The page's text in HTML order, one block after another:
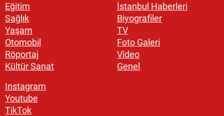
Eğitim
Sağlık
Yaşam
Otomobil
Röportaj
Kültür Sanat
İstanbul Haberleri
Biyografiler
TV
Foto Galeri
Video
Genel
Instagram
Youtube
TikTok